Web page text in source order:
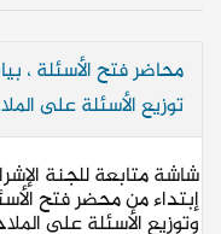
محاضر فتح الأسئلة ،
توزيع الأسئلة على
شاشة متابعة للجنة
إبتداء من محضر فتح
وتوزيع الأسئلة على